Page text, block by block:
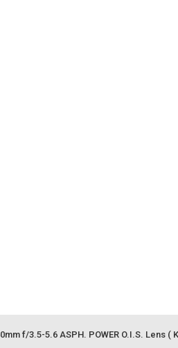
f/3.5-5.6 ASPH. POWER O.I.S. Lens (